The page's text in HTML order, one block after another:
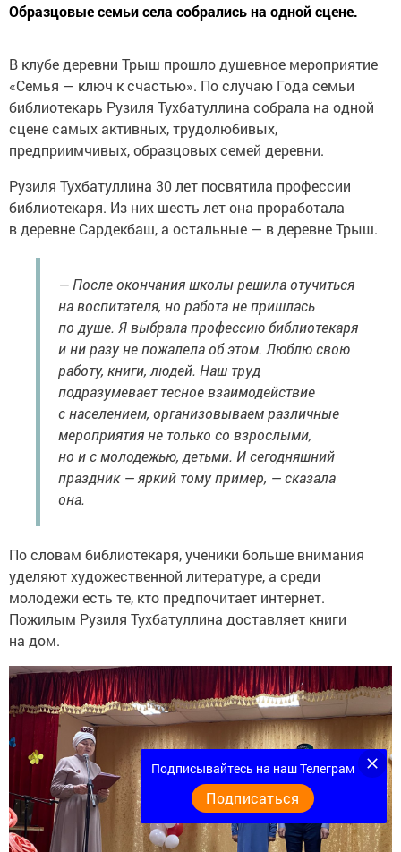
Образцовые семьи села собрались на одной сцене.
В клубе деревни Трыш прошло душевное мероприятие
«Семья — ключ к счастью». По случаю Года семьи
библиотекарь Рузиля Тухбатуллина собрала на одной
сцене самых активных, трудолюбивых,
предприимчивых, образцовых семей деревни.
Рузиля Тухбатуллина 30 лет посвятила профессии
библиотекаря. Из них шесть лет она проработала
в деревне Сардекбаш, а остальные — в деревне Трыш.
— После окончания школы решила отучиться
на воспитателя, но работа не пришлась
по душе. Я выбрала профессию библиотекаря
и ни разу не пожалела об этом. Люблю свою
работу, книги, людей. Наш труд
подразумевает тесное взаимодействие
с населением, организовываем различные
мероприятия не только со взрослыми,
но и с молодежью, детьми. И сегодняшний
праздник — яркий тому пример, — сказала
она.
По словам библиотекаря, ученики больше внимания
уделяют художественной литературе, а среди
молодежи есть те, кто предпочитает интернет.
Пожилым Рузиля Тухбатуллина доставляет книги
на дом.
Подписывайтесь на наш Телеграм
Подписаться